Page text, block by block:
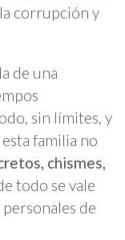
corrupción y
de una
sin límites, y
familia no
chismes,
todo se vale
de